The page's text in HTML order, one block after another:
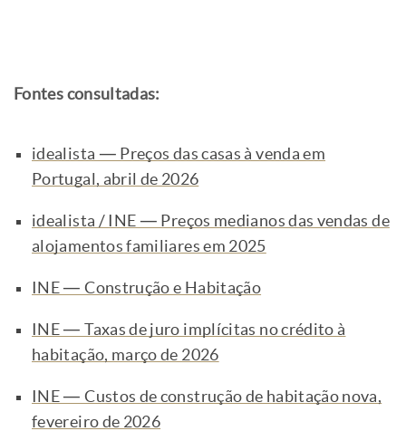
Fontes consultadas:
idealista — Preços das casas à venda em
Portugal, abril de 2026
idealista / INE — Preços medianos das vendas de
alojamentos familiares em 2025
INE — Construção e Habitação
INE — Taxas de juro implícitas no crédito à
habitação, março de 2026
INE — Custos de construção de habitação nova,
fevereiro de 2026